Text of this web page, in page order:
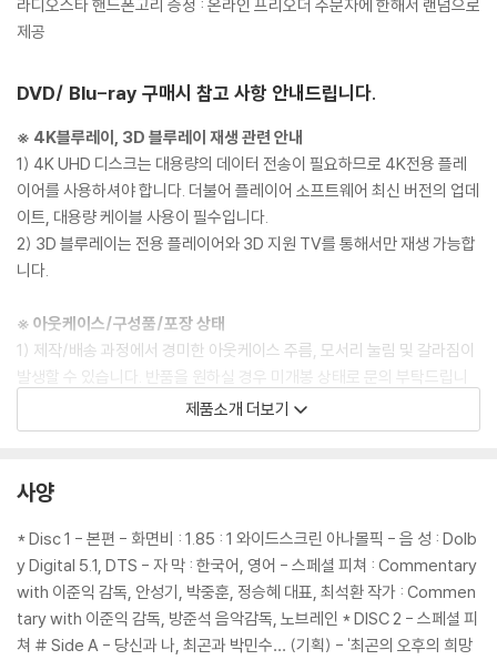
라디오스타 핸드폰고리 증정 : 온라인 프리오더 주문자에 한해서 랜덤으로
제공
DVD/ Blu-ray 구매시 참고 사항 안내드립니다.
※ 4K블루레이, 3D 블루레이 재생 관련 안내
1) 4K UHD 디스크는 대용량의 데이터 전송이 필요하므로 4K전용 플레
이어를 사용하셔야 합니다. 더불어 플레이어 소프트웨어 최신 버전의 업데
이트, 대용량 케이블 사용이 필수입니다.
2) 3D 블루레이는 전용 플레이어와 3D 지원 TV를 통해서만 재생 가능합
니다.
※ 아웃케이스/구성품/포장 상태
1) 제작/배송 과정에서 경미한 아웃케이스 주름, 모서리 눌림 및 갈라짐이
발생할 수 있습니다. 반품을 원하실 경우 미개봉 상태로 문의 부탁드립니
2) 스틸북 케이스 제작 과정에서 기포 혹은 경미한 인쇄 오류가 발생할 수
3) 렌티큘러 스틸북의 경우, 보호필름이 붙어 판매되기도 합니다. 보호필
름 손상에 의한 교환/반품은 불가합니다.
4) 본품 보호를 위해 노란색의 카톤 박스로 재포장한 경우, 카톤박스 손상
에 의한 교환/반품은 불가합니다.
5) 아웃케이스/구성품/포장 상태 불량에 의한 교환/반품 신청시 불량 확
인을 위해 개봉 시의 동영상을 요청할 수 있으며, 동영상이 없는 경우 교
환/반품이 제한될 수 있습니다.
제품소개 더보기
사양
* Disc 1 - 본편 - 화면비 : 1.85 : 1 와이드스크린 아나몰픽 - 음 성 : Dolb
y Digital 5.1, DTS - 자 막 : 한국어, 영어 - 스페셜 피쳐 : Commentary
with 이준익 감독, 안성기, 박중훈, 정승혜 대표, 최석환 작가 : Commen
tary with 이준익 감독, 방준석 음악감독, 노브레인 * DISC 2 - 스페셜 피
쳐 # Side A - 당신과 나, 최곤과 박민수… (기획) - '최곤의 오후의 희망